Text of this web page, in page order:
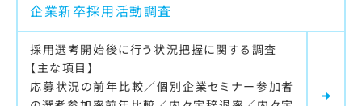
企業新卒採用活動調査
採用選考開始後に行う状況把握に関する調査
【主な項目】
応募状況の前年比較／個別企業セミナー参加者